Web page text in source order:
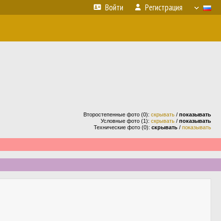
Войти Регистрация
Второстепенные фото (0): скрывать / показывать
Условные фото (1): скрывать / показывать
Технические фото (0): скрывать / показывать